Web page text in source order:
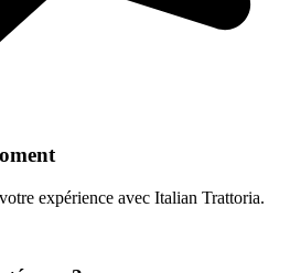
expérience avec Italian Trattoria.